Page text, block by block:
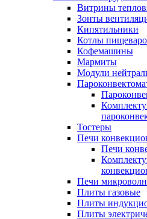
Витрины
Зонты
Кипятильники
Котлы
Кофемашины
Мармиты
Модули
Тостеры
Печи
Печи
Печи
Плиты газовые
Плиты
Плиты